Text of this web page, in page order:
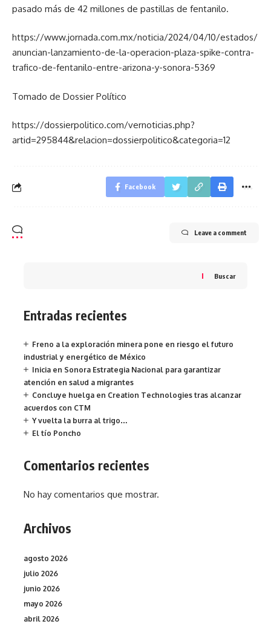
pasado más de 42 millones de pastillas de fentanilo.
https://www.jornada.com.mx/noticia/2024/04/10/estados/
anuncian-lanzamiento-de-la-operacion-plaza-spike-contra-
trafico-de-fentanilo-entre-arizona-y-sonora-5369
Tomado de Dossier Político
https://dossierpolitico.com/vernoticias.php?
artid=295844&relacion=dossierpolitico&categoria=12
Facebook
Leave a comment
Buscar
Entradas recientes
Freno a la exploración minera pone en riesgo el futuro
industrial y energético de México
Inicia en Sonora Estrategia Nacional para garantizar
atención en salud a migrantes
Concluye huelga en Creation Technologies tras alcanzar
acuerdos con CTM
Y vuelta la burra al trigo…
El tío Poncho
Comentarios recientes
No hay comentarios que mostrar.
Archivos
agosto 2026
julio 2026
junio 2026
mayo 2026
abril 2026